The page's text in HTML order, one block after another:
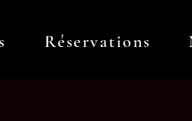
Réservations